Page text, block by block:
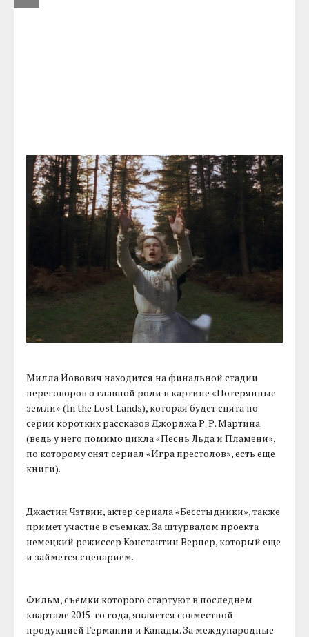
Милла Йовович находится на финальной стадии
переговоров о главной роли в картине «Потерянные
земли» (In the Lost Lands), которая будет снята по
серии коротких рассказов Джорджа Р. Р. Мартина
(ведь у него помимо цикла «Песнь Льда и Пламени»,
по которому снят сериал «Игра престолов», есть еще
книги).
Джастин Чэтвин, актер сериала «Бесстыдники», также
примет участие в съемках. За штурвалом проекта
немецкий режиссер Константин Вернер, который еще
и займется сценарием.
Фильм, съемки которого стартуют в последнем
квартале 2015-го года, является совместной
продукцией Германии и Канады. За международные